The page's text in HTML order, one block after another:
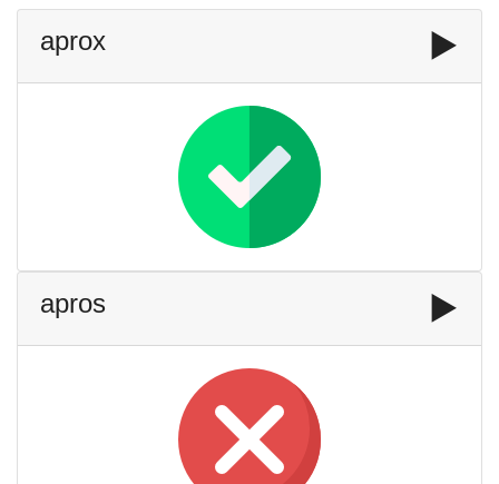
aprox ▶️
apros ▶️